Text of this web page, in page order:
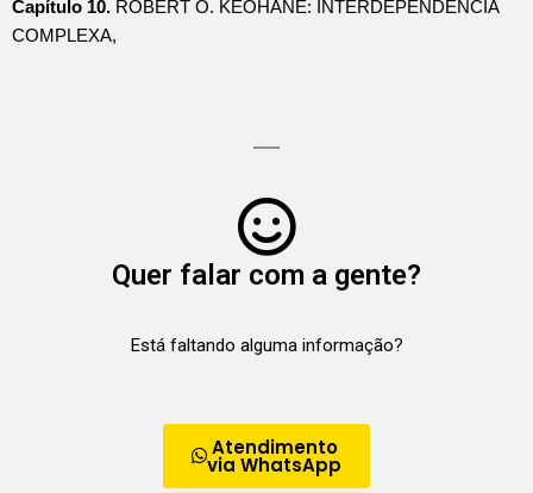
Capítulo 10. ROBERT O. KEOHANE: INTERDEPENDÊNCIA
COMPLEXA,
Quer falar com a gente?
Está faltando alguma informação?
Atendimento
via WhatsApp